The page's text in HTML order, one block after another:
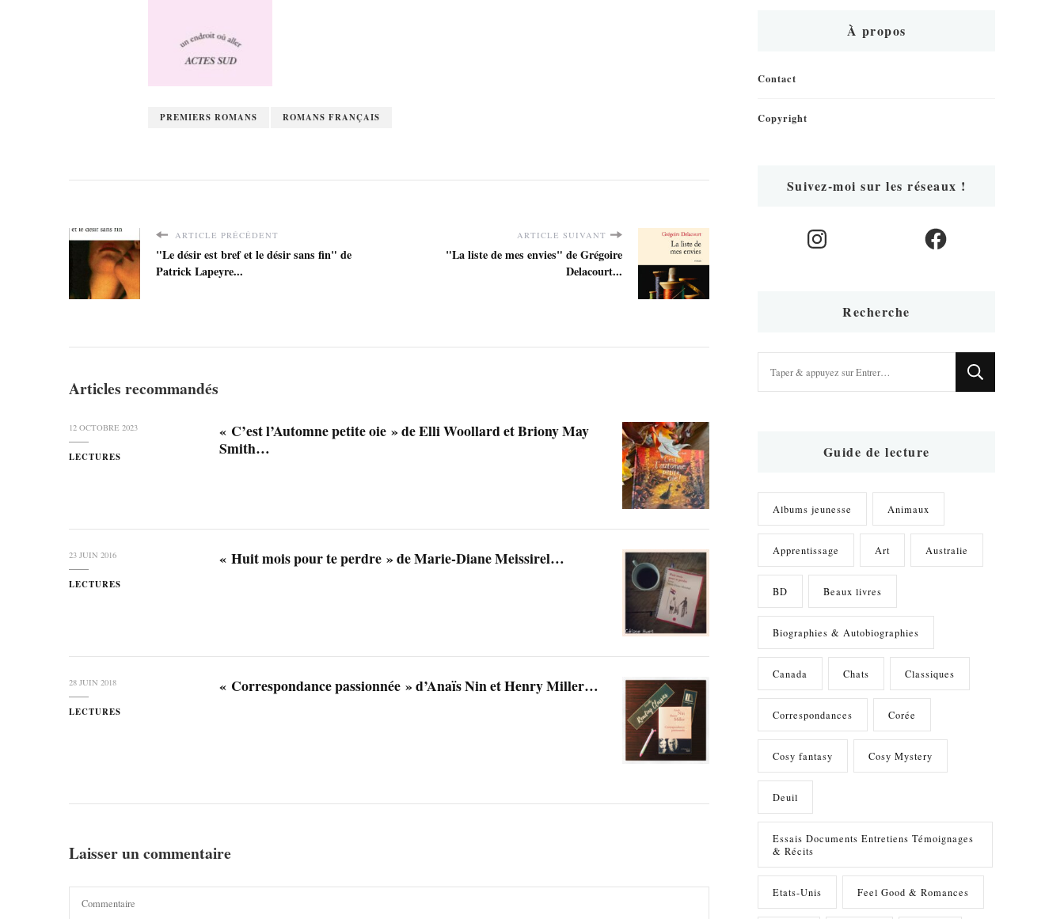
PREMIERS ROMANS ROMANS FRANÇAIS
ARTICLE PRÉCÉDENT
"Le désir est bref et le désir sans fin" de
Patrick Lapeyre...
ARTICLE SUIVANT
"La liste de mes envies" de Grégoire
Delacourt...
Articles recommandés
12 OCTOBRE 2023
LECTURES
« C’est l’Automne petite oie » de Elli Woollard et Briony May
Smith…
23 JUIN 2016
LECTURES
« Huit mois pour te perdre » de Marie-Diane Meissirel…
28 JUIN 2018
LECTURES
« Correspondance passionnée » d’Anaïs Nin et Henry Miller…
Laisser un commentaire
À propos
Contact
Copyright
Suivez-moi sur les réseaux !
Instagram Facebook
Recherche
Guide de lecture
Albums jeunesse Animaux
Apprentissage Art Australie
BD Beaux livres
Biographies & Autobiographies
Canada Chats Classiques
Correspondances Corée
Cosy fantasy Cosy Mystery
Deuil
Essais Documents Entretiens Témoignages
& Récits
Etats-Unis Feel Good & Romances